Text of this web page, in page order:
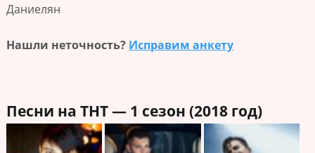
Даниелян
Нашли неточность? Исправим анкету
Песни на ТНТ — 1 сезон (2018 год)